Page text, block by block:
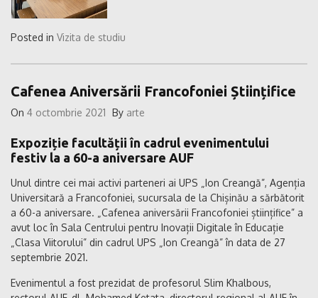
Posted in Vizita de studiu
Cafenea Aniversării Francofoniei Științifice
On 4 octombrie 2021 By arte
Expoziție facultății în cadrul evenimentului
festiv la a 60-a aniversare AUF
Unul dintre cei mai activi parteneri ai UPS „Ion Creangă”, Agenția
Universitară a Francofoniei, sucursala de la Chișinău a sărbătorit
a 60-a aniversare. „Cafenea aniversării Francofoniei științifice” a
avut loc în Sala Centrului pentru Inovații Digitale în Educație
„Clasa Viitorului” din cadrul UPS „Ion Creangă” în data de 27
septembrie 2021.
Evenimentul a fost prezidat de profesorul Slim Khalbous,